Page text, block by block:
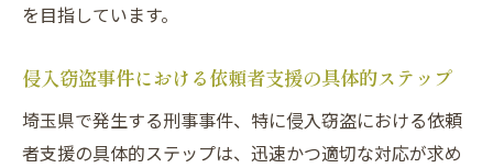
を目指しています。
侵入窃盗事件における依頼者支援の具体的ステップ
埼玉県で発生する刑事事件、特に侵入窃盗における依頼
者支援の具体的ステップは、迅速かつ適切な対応が求め